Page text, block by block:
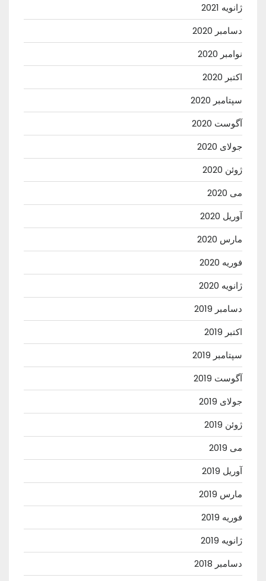
ژانویه 2021
دسامبر 2020
نوامبر 2020
اکتبر 2020
سپتامبر 2020
آگوست 2020
جولای 2020
ژوئن 2020
می 2020
آوریل 2020
مارس 2020
فوریه 2020
ژانویه 2020
دسامبر 2019
اکتبر 2019
سپتامبر 2019
آگوست 2019
جولای 2019
ژوئن 2019
می 2019
آوریل 2019
مارس 2019
فوریه 2019
ژانویه 2019
دسامبر 2018